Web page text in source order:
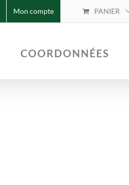
Mon compte PANIER
COORDONNÉES